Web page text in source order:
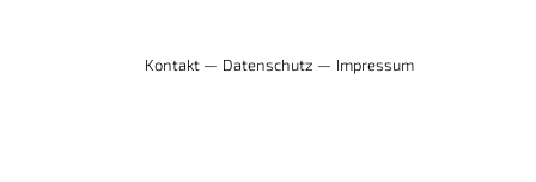
Kontakt — Datenschutz — Impressum